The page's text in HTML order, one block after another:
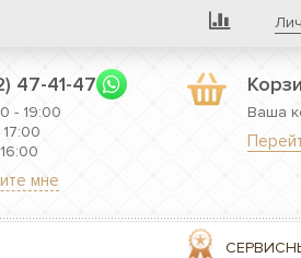
Ваша
47-41-47
- 19:00
мне